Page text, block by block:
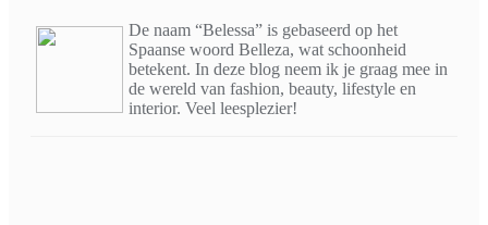
De naam “Belessa” is gebaseerd op het
Spaanse woord Belleza, wat schoonheid
betekent. In deze blog neem ik je graag mee in
de wereld van fashion, beauty, lifestyle en
interior. Veel leesplezier!